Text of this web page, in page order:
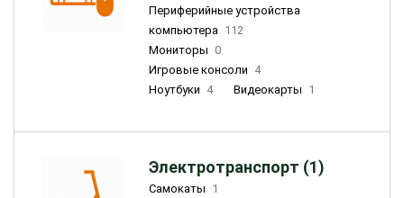
Периферийные устройства
компьютера 112
Мониторы 0
Игровые консоли 4
Ноутбуки 4 Видеокарты 1
Электротранспорт (1)
Самокаты 1